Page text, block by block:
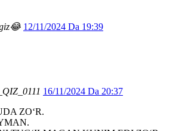
12/11/2024 Da 19:39
16/11/2024 Da 20:37
ZOʻR.